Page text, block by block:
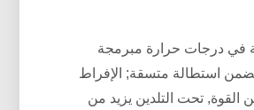
في درجات حرارة مبرمجة
استطالة متسقة; الإفراط
القوة, تحت التلدين يزيد من